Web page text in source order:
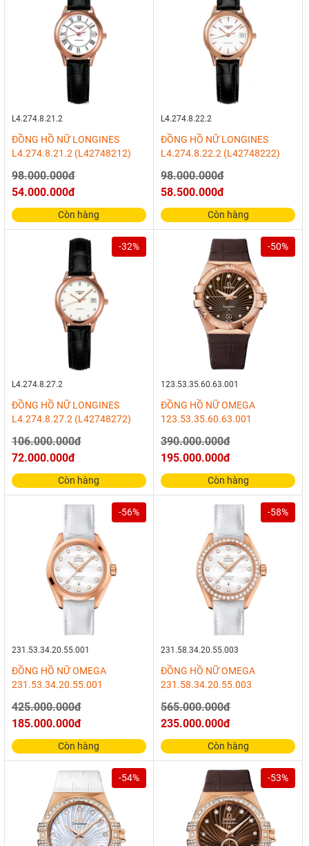
L4.274.8.21.2
ĐỒNG HỒ NỮ LONGINES
L4.274.8.21.2 (L42748212)
98.000.000đ
54.000.000đ
Còn hàng
L4.274.8.22.2
ĐỒNG HỒ NỮ LONGINES
L4.274.8.22.2 (L42748222)
98.000.000đ
58.500.000đ
Còn hàng
-32%
L4.274.8.27.2
ĐỒNG HỒ NỮ LONGINES
L4.274.8.27.2 (L42748272)
106.000.000đ
72.000.000đ
Còn hàng
-50%
123.53.35.60.63.001
ĐỒNG HỒ NỮ OMEGA
123.53.35.60.63.001
390.000.000đ
195.000.000đ
Còn hàng
-56%
231.53.34.20.55.001
ĐỒNG HỒ NỮ OMEGA
231.53.34.20.55.001
425.000.000đ
185.000.000đ
Còn hàng
-58%
231.58.34.20.55.003
ĐỒNG HỒ NỮ OMEGA
231.58.34.20.55.003
565.000.000đ
235.000.000đ
Còn hàng
-54% -53%